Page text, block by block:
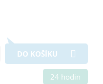
DO KOŠÍKU
24 hodin